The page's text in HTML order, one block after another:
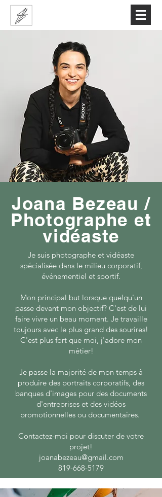
Joana Bezeau /
Photographe et
vidéaste
Je suis photographe et vidéaste
spécialisée dans le milieu corporatif,
événementiel et sportif.
Mon principal but lorsque quelqu'un
passe devant mon objectif? C'est de lui
faire vivre un beau moment. Je travaille
toujours avec le plus grand des sourires!
C'est plus fort que moi, j'adore mon
métier!
Je passe la majorité de mon temps à
produire des portraits corporatifs, des
banques d'images pour des documents
d'entreprises et des vidéos
promotionnelles ou documentaires.
Contactez-moi pour discuter de votre
projet!
joanabezeau@gmail.com
819-668-5179